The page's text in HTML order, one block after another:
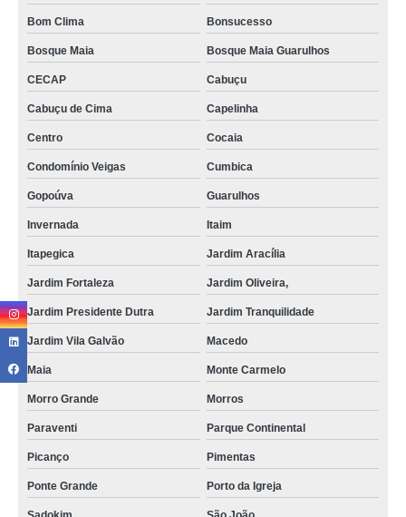
Bom Clima Bonsucesso
Bosque Maia Bosque Maia Guarulhos
CECAP Cabuçu
Cabuçu de Cima Capelinha
Centro Cocaia
Condomínio Veigas Cumbica
Gopoúva Guarulhos
Invernada Itaim
Itapegica Jardim Aracília
Jardim Fortaleza Jardim Oliveira,
Jardim Presidente Dutra Jardim Tranquilidade
Jardim Vila Galvão Macedo
Maia Monte Carmelo
Morro Grande Morros
Paraventi Parque Continental
Picanço Pimentas
Ponte Grande Porto da Igreja